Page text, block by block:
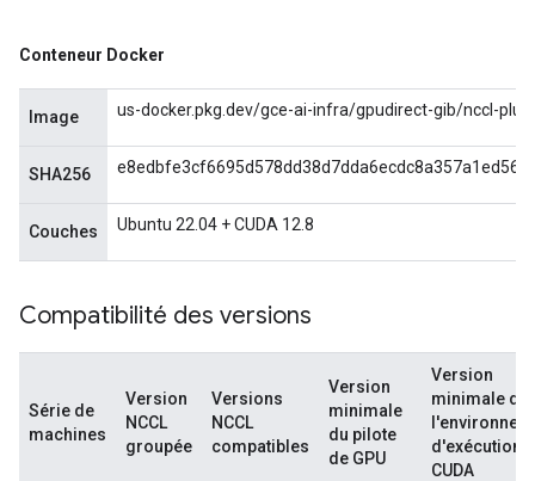
Conteneur Docker
Image us-docker.pkg.dev/gce-ai-infra/gpudirect-gib/nccl-
SHA256
Couches Ubuntu 22.04 + CUDA 12.8
Compatibilité des versions
Série de
machines
Version
NCCL
groupée
Versions
NCCL
compatibles
Version
minimale
du pilote
de GPU
Version
minimale de
d'exécution
CUDA